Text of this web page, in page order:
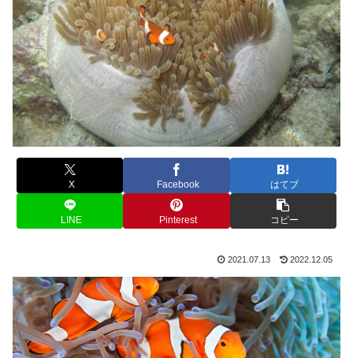
X Facebook はてブ
LINE Pinterest コピー
2021.07.13 2022.12.05